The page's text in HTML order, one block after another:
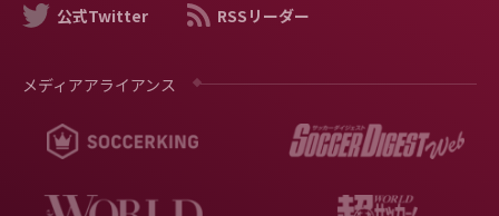
公式Twitter RSSリーダー
メディアアライアンス